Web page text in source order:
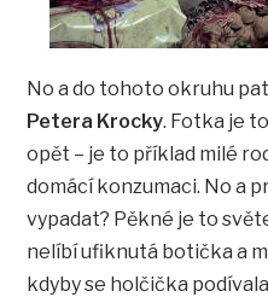
No a do tohoto okruhu
Petera Krocky. Fotka je
opět – je to příklad milé
domácí konzumaci. No a
vypadat? Pěkné je to
nelíbí ufiknutá botička a
kdyby se holčička